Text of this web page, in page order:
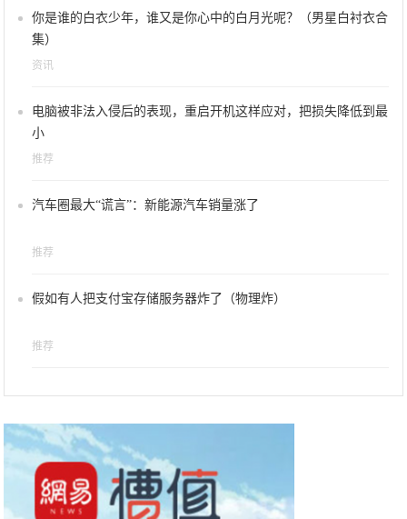
你是谁的白衣少年，谁又是你心中的白月光呢？（男星白衬衣合
集）
资讯
电脑被非法入侵后的表现，重启开机这样应对，把损失降低到最
小
推荐
汽车圈最大“谎言”：新能源汽车销量涨了
推荐
假如有人把支付宝存储服务器炸了（物理炸）
推荐